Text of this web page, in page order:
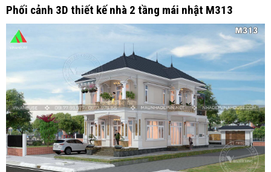
Phối cảnh 3D thiết kế nhà 2 tầng mái nhật M313